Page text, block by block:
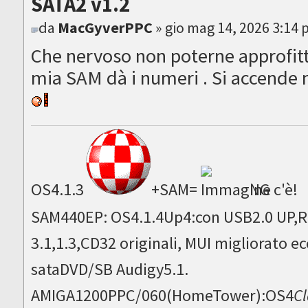
da MacGyverPPC » gio mag 14, 2026 3:14
Che nervoso non poterne
mia SAM dà i numeri . Si
OS4.1.3 +SAM=
NG c'è!
SAM440EP: OS4.1.4Up4:con USB2.0
3.1,1.3,CD32 originali, MUI migliorato
sataDVD/SB Audigy5.1.
AMIGA1200PPC/060(HomeTower):OS4